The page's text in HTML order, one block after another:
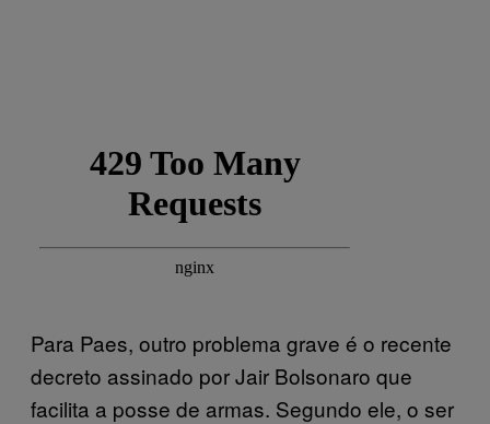
Para Paes, outro problema grave é o recente
decreto assinado por Jair Bolsonaro que
facilita a posse de armas. Segundo ele, o ser